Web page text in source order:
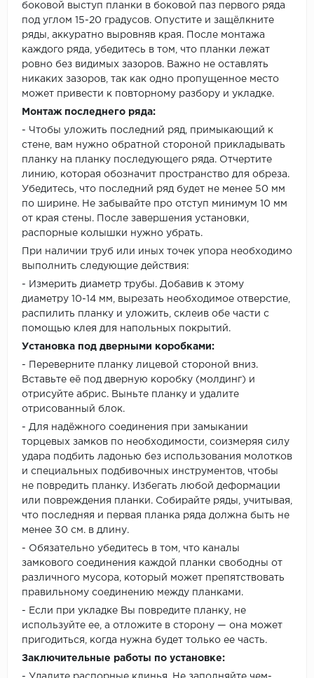
боковой выступ планки в боковой паз первого ряда
под углом 15-20 градусов. Опустите и защёлкните
ряды, аккуратно выровняв края. После монтажа
каждого ряда, убедитесь в том, что планки лежат
ровно без видимых зазоров. Важно не оставлять
никаких зазоров, так как одно пропущенное место
может привести к повторному разбору и укладке.
Монтаж последнего ряда:
- Чтобы уложить последний ряд, примыкающий к
стене, вам нужно обратной стороной прикладывать
планку на планку последующего ряда. Отчертите
линию, которая обозначит пространство для обреза.
Убедитесь, что последний ряд будет не менее 50 мм
по ширине. Не забывайте про отступ минимум 10 мм
от края стены. После завершения установки,
распорные колышки нужно убрать.
При наличии труб или иных точек упора необходимо
выполнить следующие действия:
- Измерить диаметр трубы. Добавив к этому
диаметру 10-14 мм, вырезать необходимое отверстие,
распилить планку и уложить, склеив обе части с
помощью клея для напольных покрытий.
Установка под дверными коробками:
- Переверните планку лицевой стороной вниз.
Вставьте её под дверную коробку (молдинг) и
отрисуйте абрис. Выньте планку и удалите
отрисованный блок.
- Для надёжного соединения при замыкании
торцевых замков по необходимости, соизмеряя силу
удара подбить ладонью без использования молотков
и специальных подбивочных инструментов, чтобы
не повредить планку. Избегать любой деформации
или повреждения планки. Собирайте ряды, учитывая,
что последняя и первая планка ряда должна быть не
менее 30 см. в длину.
- Обязательно убедитесь в том, что каналы
замкового соединения каждой планки свободны от
различного мусора, который может препятствовать
правильному соединению между планками.
- Если при укладке Вы повредите планку, не
используйте ее, а отложите в сторону — она может
пригодиться, когда нужна будет только ее часть.
Заключительные работы по установке: